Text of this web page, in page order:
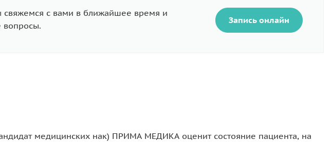
свяжемся с вами в ближайшее время и
вопросы.
Запись онлайн
медицинских нак) ПРИМА МЕДИКА оценит состояние пациента, на